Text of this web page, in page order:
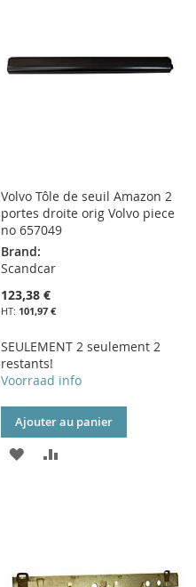
D’ENVIE
Volvo Tôle de seuil Amazon 2
portes droite orig Volvo piece
no 657049
Brand:
Scandcar
123,38 €
101,97 €
SEULEMENT 2 seulement 2
restants!
Voorraad info
Ajouter au panier
AJOUTER
D’ENVIE